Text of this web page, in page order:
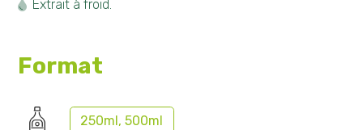
Extrait à froid.
Format
250ml, 500ml